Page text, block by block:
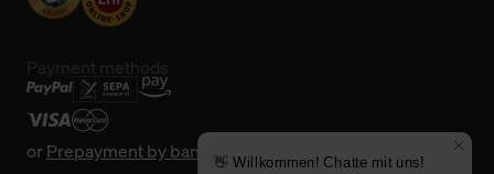
orPrepayment by bank transfer